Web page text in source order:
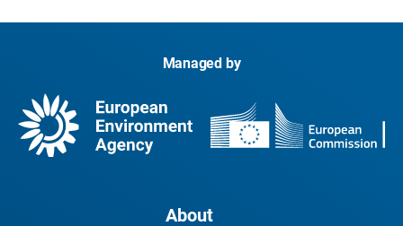
Managed by
About